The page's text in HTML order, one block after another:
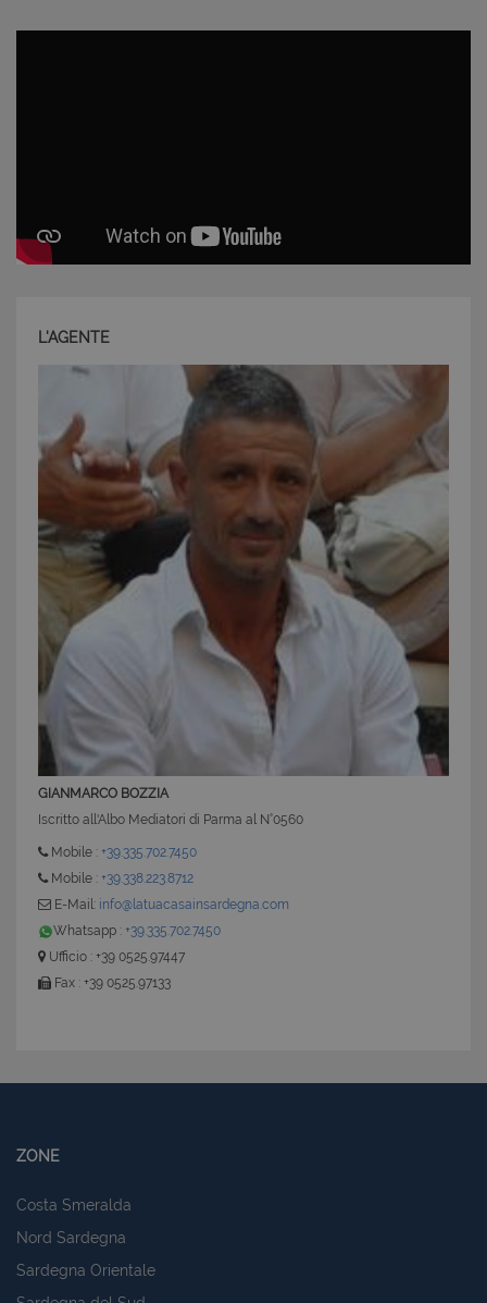
L'AGENTE
GIANMARCO BOZZIA
Iscritto all'Albo Mediatori di Parma al N°0560
Mobile : +39.335.702.7450
Mobile : +39.338.223.8712
E-Mail: info@latuacasainsardegna.com
Whatsapp : +39.335.702.7450
Ufficio : +39 0525.97447
Fax : +39 0525.97133
ZONE
Costa Smeralda
Nord Sardegna
Sardegna Orientale
www.latuacasainsardegna.com